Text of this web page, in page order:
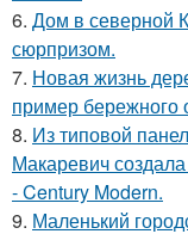
6. Дом в северной
сюрпризом.
7. Новая жизнь
пример бережного
8. Из типовой
Макаревич
- Century Modern.
9. Маленький